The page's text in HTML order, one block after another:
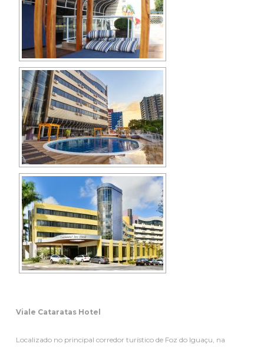
Viale Cataratas Hotel
Localizado no principal corredor turístico de Foz do Iguaçu, na